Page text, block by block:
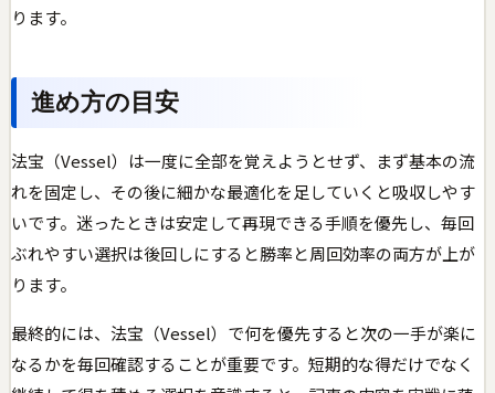
ります。
進め方の目安
法宝（Vessel）は一度に全部を覚えようとせず、まず基本の流
れを固定し、その後に細かな最適化を足していくと吸収しやす
いです。迷ったときは安定して再現できる手順を優先し、毎回
ぶれやすい選択は後回しにすると勝率と周回効率の両方が上が
ります。
最終的には、法宝（Vessel）で何を優先すると次の一手が楽に
なるかを毎回確認することが重要です。短期的な得だけでなく